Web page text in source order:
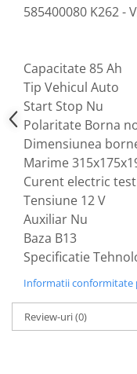
585400080 K262 -
Capacitate 85 Ah
Tip Vehicul Auto
Start Stop Nu
Polaritate Borna
Dimensiunea
Marime
Curent electric test
Tensiune 12 V
Auxiliar Nu
Baza B13
Specificatie
Informatii conformitate
Review-uri(0)